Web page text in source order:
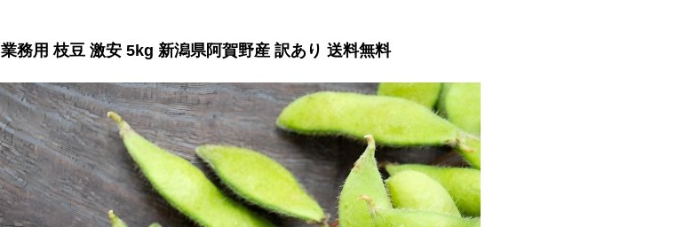
業務用 枝豆 激安 5kg 新潟県阿賀野産 訳あり 送料無料